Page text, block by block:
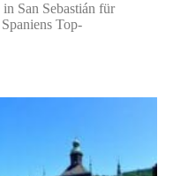
San Sebastián für
Top-